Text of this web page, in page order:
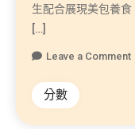
生配合展現美包養
[…]
Leave a Comment
分數